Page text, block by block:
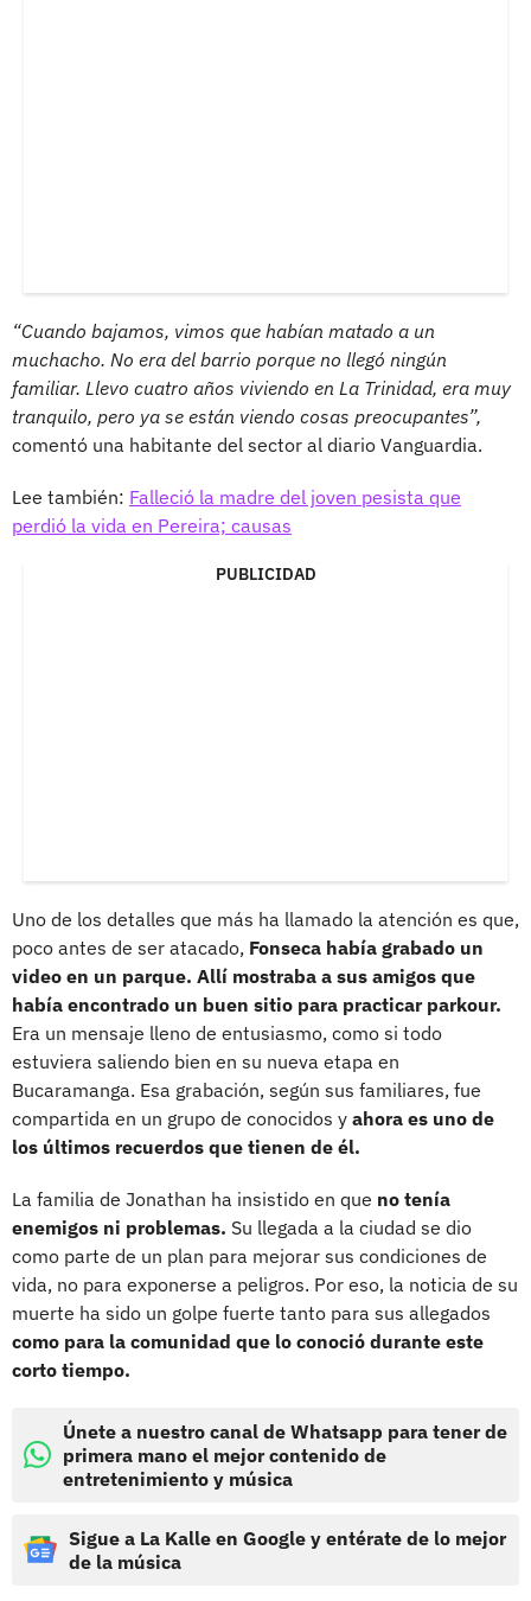
“Cuando bajamos, vimos que habían matado a un
muchacho. No era del barrio porque no llegó ningún
familiar. Llevo cuatro años viviendo en La Trinidad, era muy
tranquilo, pero ya se están viendo cosas preocupantes”,
comentó una habitante del sector al diario Vanguardia.
Lee también: Falleció la madre del joven pesista que
perdió la vida en Pereira; causas
PUBLICIDAD
Uno de los detalles que más ha llamado la atención es que,
poco antes de ser atacado, Fonseca había grabado un
video en un parque. Allí mostraba a sus amigos que
había encontrado un buen sitio para practicar parkour.
Era un mensaje lleno de entusiasmo, como si todo
estuviera saliendo bien en su nueva etapa en
Bucaramanga. Esa grabación, según sus familiares, fue
compartida en un grupo de conocidos y ahora es uno de
los últimos recuerdos que tienen de él.
La familia de Jonathan ha insistido en que no tenía
enemigos ni problemas. Su llegada a la ciudad se dio
como parte de un plan para mejorar sus condiciones de
vida, no para exponerse a peligros. Por eso, la noticia de su
muerte ha sido un golpe fuerte tanto para sus allegados
como para la comunidad que lo conoció durante este
corto tiempo.
Únete a nuestro canal de Whatsapp para tener de
primera mano el mejor contenido de
entretenimiento y música
Sigue a La Kalle en Google y entérate de lo mejor
de la música